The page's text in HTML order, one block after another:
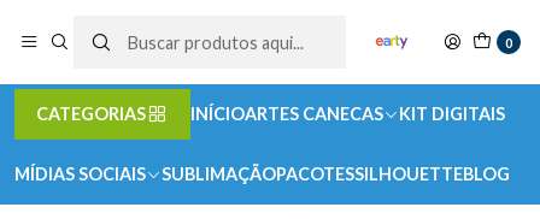
0
CATEGORIAS INÍCIOARTES CANECAS KIT DIGITAIS
MÍDIAS SOCIAIS SUBLIMAÇÃOPACOTESSILHOUETTEBLOG